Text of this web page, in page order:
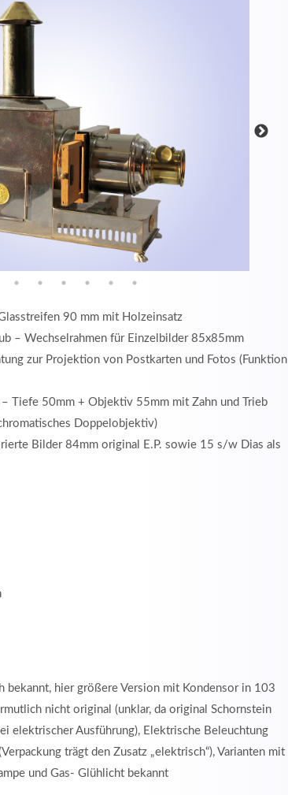
90 mm mit Holzeinsatz
– Wechselrahmen für Einzelbilder 85x85mm
zur Projektion von Postkarten und Fotos (Funktion
Tiefe 50mm + Objektiv 55mm mit Zahn und Trieb
Doppelobjektiv)
Bilder 84mm original E.P. sowie 15 s/w Dias als
bekannt, hier größere Version mit Kondensor in 103
nicht original (unklar, da original Schornstein
elektrischer Ausführung), Elektrische Beleuchtung
trägt den Zusatz „elektrisch“), Varianten mit
und Gas- Glühlicht bekannt
INFOS
Registrieren